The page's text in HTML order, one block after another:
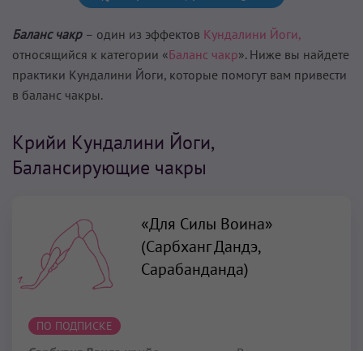
Баланс чакр – один из эффектов Кундалини Йоги,
относящийся к категории «Баланс чакр». Ниже вы найдете
практики Кундалини Йоги, которые помогут вам привести
в баланс чакры.
Крийи Кундалини Йоги,
Балансирующие чакры
«Для Силы Воина»
(Сарбханг Дандэ,
Сарабанданда)
ПО ПОДПИСКЕ